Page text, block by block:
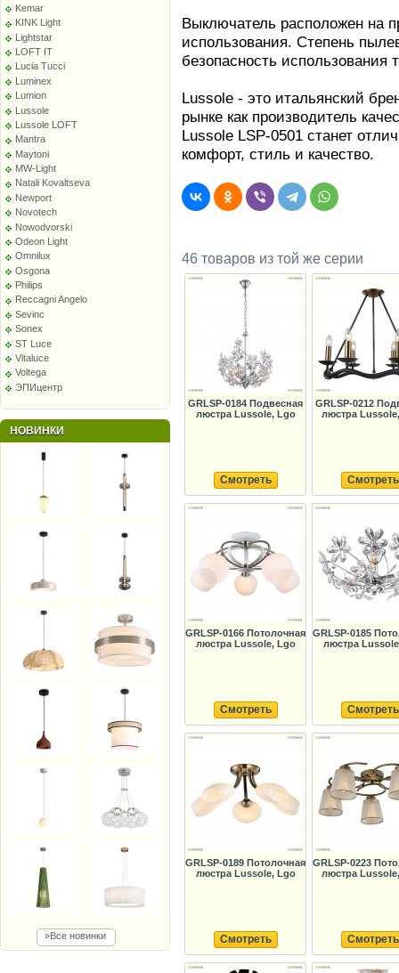
Kemar
KINK Light
Lightstar
LOFT IT
Lucia Tucci
Luminex
Lumion
Lussole
Lussole LOFT
Mantra
Maytoni
MW-Light
Natali Kovaltseva
Newport
Novotech
Nowodvorski
Odeon Light
Omnilux
Osgona
Philips
Reccagni Angelo
Sevinc
Sonex
ST Luce
Vitaluce
Voltega
ЭПИцентр
НОВИНКИ
»Все новинки
Выключатель расположен на
использования. Степень
безопасность
Lussole - это итальянский
рынке как производитель
Lussole LSP-0501 станет
комфорт, стиль и качество.
46 товаров из той же серии
GRLSP-0184 Подвесная
люстра Lussole, Lgo
Смотреть
GRLSP-0212
люстра
Смотреть
GRLSP-0166 Потолочная
люстра Lussole, Lgo
Смотреть
GRLSP-0185
люстра
Смотреть
GRLSP-0189 Потолочная
люстра Lussole, Lgo
Смотреть
GRLSP-0223
люстра
Смотреть